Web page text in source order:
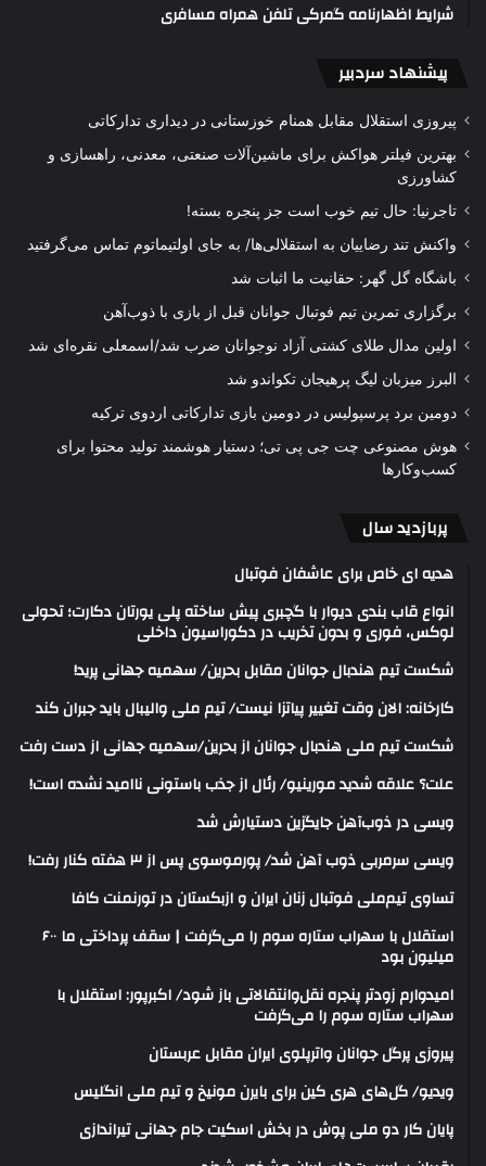
شرایط اظهارنامه گمرکی تلفن همراه مسافری
پیشنهاد سردبیر
پیروزی استقلال مقابل همنام خوزستانی در دیداری تدارکاتی
بهترین فیلتر هواکش برای ماشین‌آلات صنعتی، معدنی، راهسازی و
کشاورزی
تاجرنیا: حال تیم خوب است جز پنجره بسته!
واکنش تند رضاییان به استقلالی‌ها/ به جای اولتیماتوم تماس می‌گرفتید
باشگاه گل گهر: حقانیت ما اثبات شد
برگزاری تمرین تیم فوتبال جوانان قبل از بازی با ذوب‌آهن
اولین مدال طلای کشتی آزاد نوجوانان ضرب شد/اسمعلی نقره‌ای شد
البرز میزبان لیگ پرهیجان تکواندو شد
دومین برد پرسپولیس در دومین بازی تدارکاتی اردوی ترکیه
هوش مصنوعی چت جی پی تی؛ دستیار هوشمند تولید محتوا برای
کسب‌وکارها
پربازدید سال
هدیه ای خاص برای عاشفان فوتبال
انواع قاب بندی دیوار با گچبری پیش ساخته پلی یورتان دکارت؛ تحولی
لوکس، فوری و بدون تخریب در دکوراسیون داخلی
شکست تیم هندبال جوانان مقابل بحرین/ سهمیه جهانی پرید!
کارخانه: الان وقت تغییر پیاتزا نیست/ تیم ملی والیبال باید جبران کند
شکست تیم ملی هندبال جوانان از بحرین/سهمیه جهانی از دست رفت
علت؟ علاقه شدید مورینیو/ رئال از جذب باستونی ناامید نشده است!
ویسی در ذوب‌آهن جایگزین دستیارش شد
ویسی سرمربی ذوب آهن شد/ پورموسوی پس از ۳ هفته کنار رفت!
تساوی تیم‌ملی فوتبال زنان ایران و ازبکستان در تورنمنت کافا
استقلال با سهراب ستاره سوم را می‌گرفت | سقف پرداختی ما ۶۰۰
میلیون بود
امیدوارم زودتر پنجره نقل‌وانتقالاتی باز شود/ اکبرپور: استقلال با
سهراب ستاره سوم را می‌گرفت
پیروزی پرگل جوانان واترپلوی ایران مقابل عربستان
ویدیو/ گل‌های هری‌ کین برای بایرن مونیخ و تیم ملی انگلیس
پایان کار دو ملی پوش در بخش اسکیت جام جهانی تیراندازی